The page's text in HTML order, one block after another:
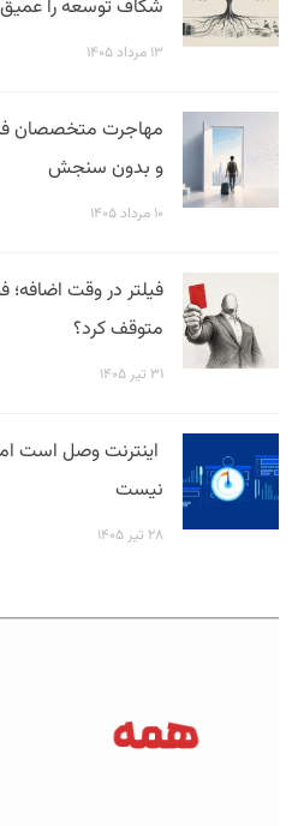
شکاف توسعه را
۱۳ مرداد ۱۴۰۵
مهاجرت متخصصان
و بدون سنجش
۱۰ مرداد ۱۴۰۵
متوقف کرد؟
۳۱ تیر ۱۴۰۵
اینترنت وصل است
نیست
۲۸ تیر ۱۴۰۵